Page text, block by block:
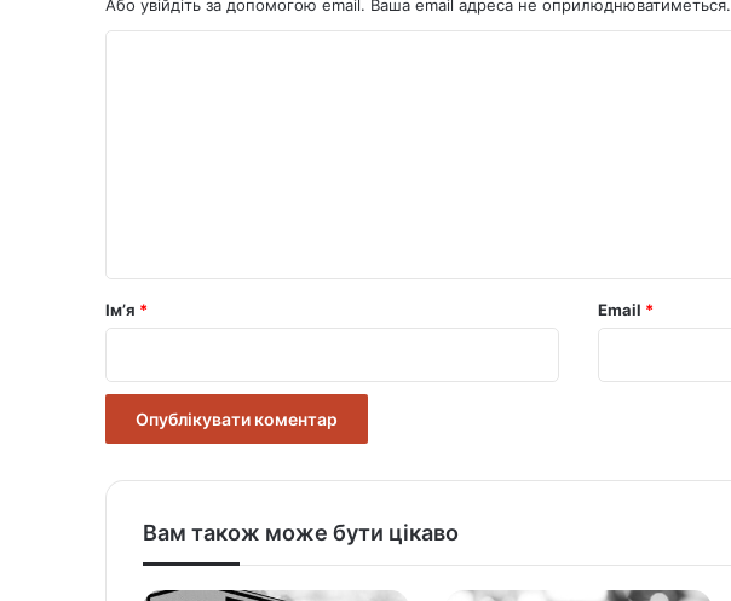
Або увійдіть за допомогою email. Ваша email адреса не оприлюднюватиметься.
рІм’я * Email *
Вам також може бути цікаво